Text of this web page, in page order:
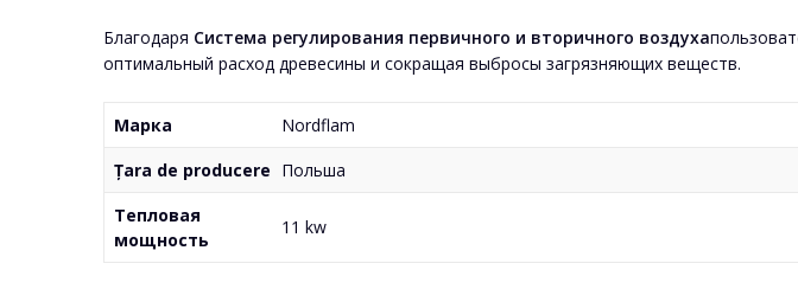
Благодаря Система регулирования первичного и вторичного воздуха
оптимальный расход древесины и сокращая выбросы загрязняющих веществ.
Марка
Nordflam
Țara de producere Польша
Тепловая
мощность
11 kw